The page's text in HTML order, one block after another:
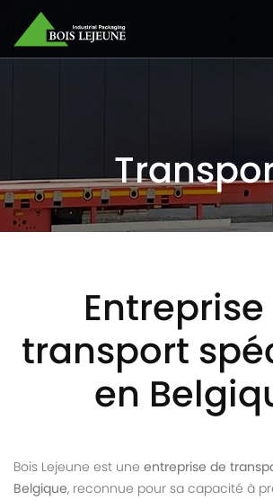
transport
en
Bois Lejeune est une entreprise de
Belgique, reconnue pour sa capacité à